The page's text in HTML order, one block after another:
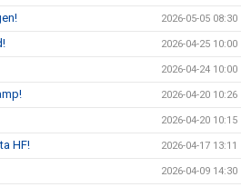
2026-05-05 08:30
2026-04-25 10:00
2026-04-24 10:00
2026-04-20 10:26
2026-04-20 10:15
HF! 2026-04-17 13:11
2026-04-09 14:30